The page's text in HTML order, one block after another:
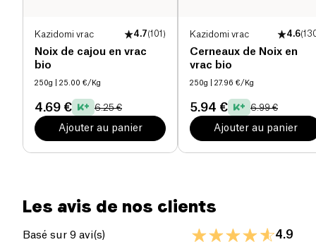
Kazidomi vrac 4.7(101 )
Noix de cajou en vrac
bio
250g | 25.00 €/Kg
4.69 € 6.25 €
Ajouter au panier
Kazidomi vrac 4.6(
Cerneaux de Noix en
vrac bio
250g | 27.96 €/Kg
5.94 € 6.99 €
Ajouter au panier
Les avis de nos clients
Basé sur 9 avi(s) 4.9